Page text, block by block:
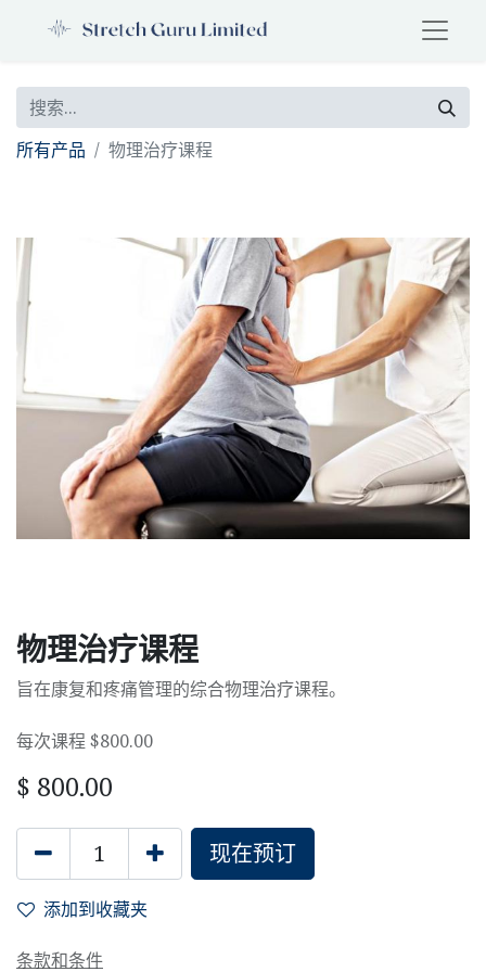
所有产品 物理治疗课程
物理治疗课程
旨在康复和疼痛管理的综合物理治疗课程。
每次课程 $800.00
$ 800.00
现在预订
添加到收藏夹
条款和条件